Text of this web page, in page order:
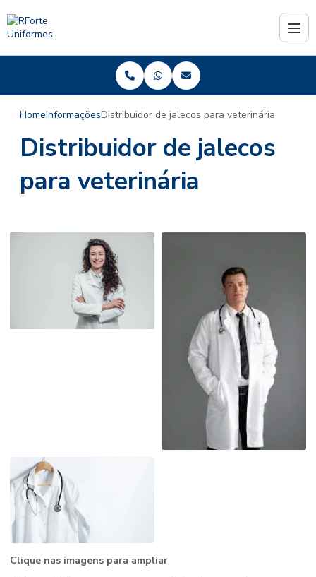
HomeInformaçõesDistribuidor de jalecos para veterinária
Distribuidor de jalecos
para veterinária
Clique nas imagens para ampliar